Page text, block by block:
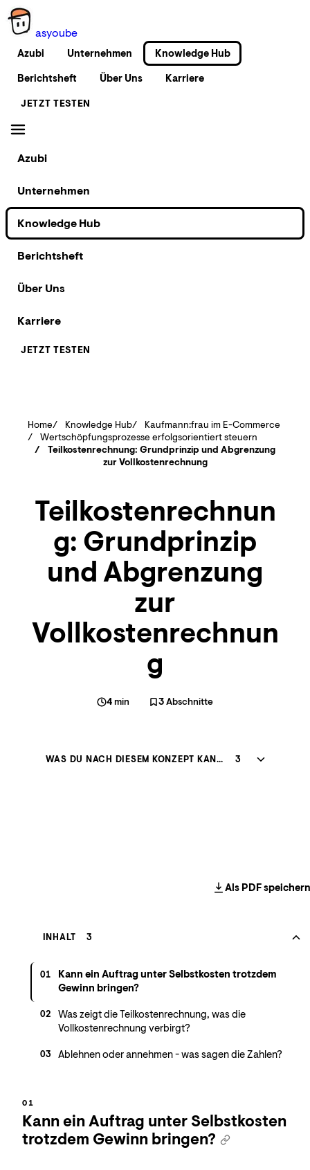
asyoube
Azubi Unternehmen
Knowledge Hub
Berichtsheft
Über Uns Karriere
JETZT TESTEN
Azubi
Unternehmen
Knowledge Hub
Berichtsheft
Über Uns
Karriere
JETZT TESTEN
Home Knowledge Hub
Kaufmann:frau im E-Commerce
Wertschöpfungsprozesse erfolgsorientiert steuern
Teilkostenrechnung: Grundprinzip und Abgrenzung
zur Vollkostenrechnung
Teilkostenrechnun
g: Grundprinzip
und Abgrenzung
zur
Vollkostenrechnun
g
4min 3Abschnitte
WAS DU NACH DIESEM KONZEPT KANNST 3
Als PDF speichern
INHALT 3
01
Kann ein Auftrag unter Selbstkosten trotzdem
Gewinn bringen?
02
Was zeigt die Teilkostenrechnung, was die
Vollkostenrechnung verbirgt?
03 Ablehnen oder annehmen - was sagen die Zahlen?
Kann ein Auftrag unter Selbstkosten
trotzdem Gewinn bringen?